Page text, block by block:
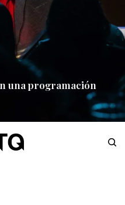
una programación